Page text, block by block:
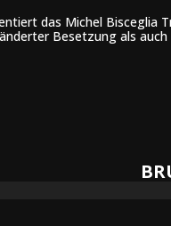
das Michel Bisceglia
Besetzung als